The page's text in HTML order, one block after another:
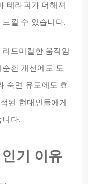
테라피가 더해져
낄 수 있습니다.
드미컬한 움직임
환 개선에도 도
숙면 유도에도 효
된 현대인들에게
니다.
기 이유